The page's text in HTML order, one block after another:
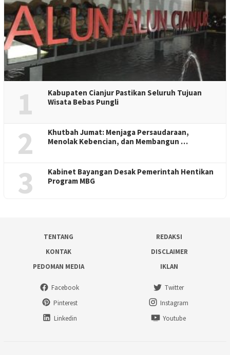
1
Kabupaten Cianjur Pastikan Seluruh Tujuan
Wisata Bebas Pungli
2
Khutbah Jumat: Menjaga Persaudaraan,
Menolak Kebencian, dan Membangun …
3
Kabinet Bayangan Desak Pemerintah Hentikan
Program MBG
TENTANG
REDAKSI
KONTAK
DISCLAIMER
PEDOMAN MEDIA
IKLAN
Facebook
Twitter
Pinterest
Instagram
Linkedin
Youtube